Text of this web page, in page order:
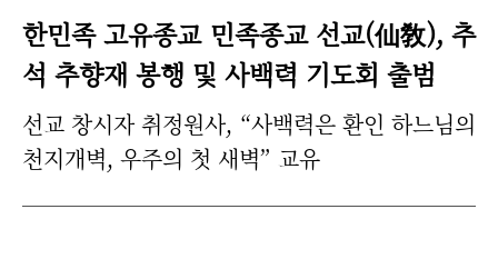
한민족 고유종교 민족종교 선교(仙敎), 추
석 추향재 봉행 및 사백력 기도회 출범
선교 창시자 취정원사, “사백력은 환인 하느님의
천지개벽, 우주의 첫 새벽” 교유